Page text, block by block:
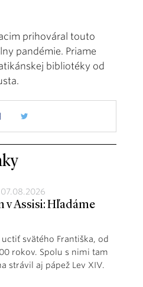
prihováral touto
pandémie. Priame
bibliotéky od
07.08.2026
v Assisi: Hľadáme
svätého Františka, od
rokov. Spolu s nimi tam
strávil aj pápež Lev XIV.